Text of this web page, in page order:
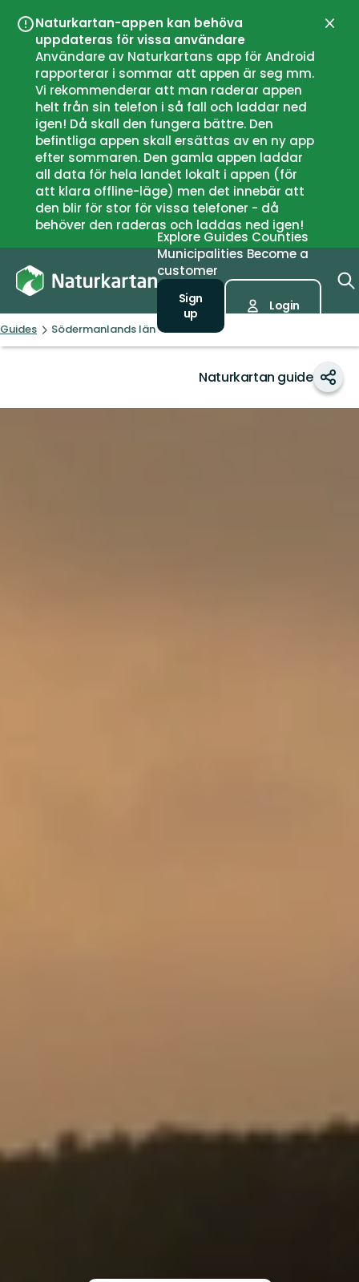
Naturkartan-appen kan behöva
uppdateras för vissa användare
Användare av Naturkartans app för Android
rapporterar i sommar att appen är seg mm.
Vi rekommenderar att man raderar appen
helt från sin telefon i så fall och laddar ned
igen! Då skall den fungera bättre. Den
befintliga appen skall ersättas av en ny app
efter sommaren. Den gamla appen laddar
all data för hela landet lokalt i appen (för
att klara offline-läge) men det innebär att
den blir för stor för vissa telefoner - då
behöver den raderas och laddas ned igen!
Close
Explore Guides Counties
Municipalities Become a
customer
Sign
up
Login
Guides Södermanlands län
Naturkartan guide